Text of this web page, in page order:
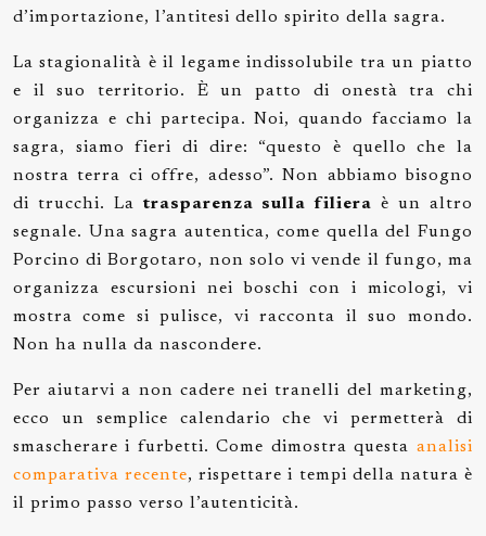
d’importazione, l’antitesi dello spirito della sagra.
La stagionalità è il legame indissolubile tra un piatto
e il suo territorio. È un patto di onestà tra chi
organizza e chi partecipa. Noi, quando facciamo la
sagra, siamo fieri di dire: “questo è quello che la
nostra terra ci offre, adesso”. Non abbiamo bisogno
di trucchi. La trasparenza sulla filiera è un altro
segnale. Una sagra autentica, come quella del Fungo
Porcino di Borgotaro, non solo vi vende il fungo, ma
organizza escursioni nei boschi con i micologi, vi
mostra come si pulisce, vi racconta il suo mondo.
Non ha nulla da nascondere.
Per aiutarvi a non cadere nei tranelli del marketing,
ecco un semplice calendario che vi permetterà di
smascherare i furbetti. Come dimostra questa analisi
comparativa recente, rispettare i tempi della natura è
il primo passo verso l’autenticità.